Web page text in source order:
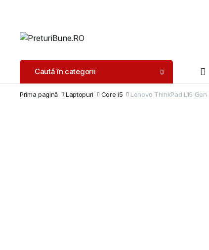
Caută în categorii
Prima pagină Laptopuri Core i5 Lenovo ThinkPad L15 Gen